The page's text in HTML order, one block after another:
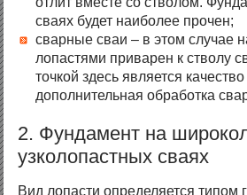
сваях будет наиболее прочен;
сварные сваи – в этом случае
лопастями приварен к стволу
точкой здесь является
дополнительная обработка
2. Фундамент на
узколопастных сваях
Вид лопасти определяется типом